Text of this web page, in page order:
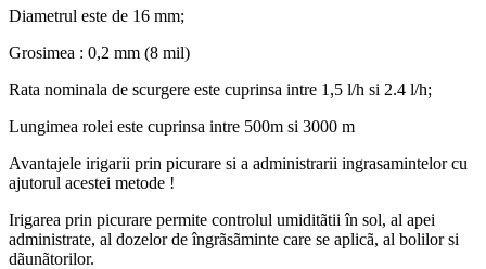
Diametrul este de 16 mm;
Grosimea : 0,2 mm (8 mil)
Rata nominala de scurgere este cuprinsa intre 1,5 l/h si 2.4 l/h;
Lungimea rolei este cuprinsa intre 500m si 3000 m
Avantajele irigarii prin picurare si a administrarii ingrasamintelor cu
ajutorul acestei metode !
Irigarea prin picurare permite controlul umiditãtii în sol, al apei
administrate, al dozelor de îngrãsãminte care se aplicã, al bolilor si
dãunãtorilor.